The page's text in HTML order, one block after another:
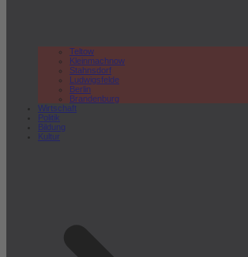
Teltow
Kleinmachnow
Stahnsdorf
Ludwigsfelde
Berlin
Brandenburg
Wirtschaft
Politik
Bildung
Kultur